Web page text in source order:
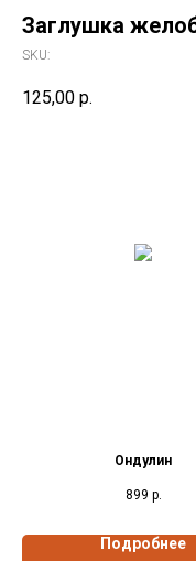
Заглушка
SKU:
125,00 р.
Ондулин
899 р.
Подробнее